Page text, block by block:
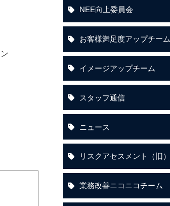
NEE向上委員会
お客様満足度アップチーム
イメージアップチーム
スタッフ通信
ニュース
リスクアセスメント（旧）
業務改善ニコニコチーム